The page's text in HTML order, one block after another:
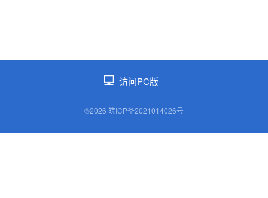
访问PC版
©2026 皖ICP备2021014026号